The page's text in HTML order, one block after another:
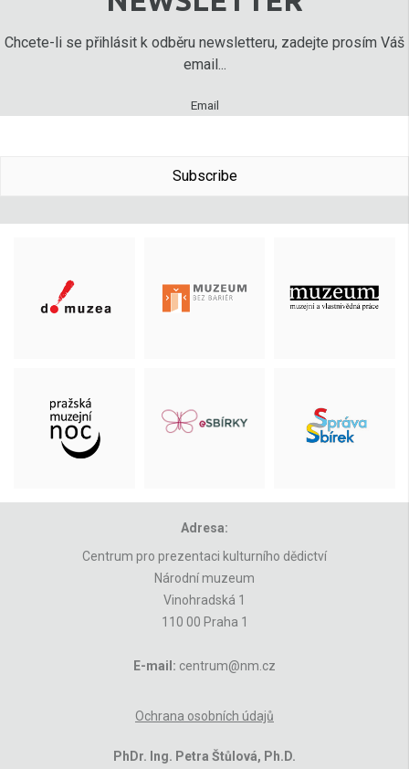
Chcete-li se přihlásit k odběru newsletteru, zadejte prosím Váš
email...
Email
Subscribe
Adresa:
Centrum pro prezentaci kulturního dědictví
Národní muzeum
Vinohradská 1
110 00 Praha 1
E-mail: centrum@nm.cz
Ochrana osobních údajů
PhDr. Ing. Petra Štůlová, Ph.D.